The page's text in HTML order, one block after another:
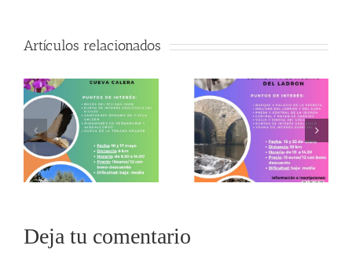
Artículos relacionados
Deja tu comentario